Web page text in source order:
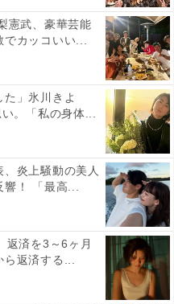
憲武、豪華芸能
でカッコいい...
た」氷川きよ
い。「私の身体...
、炎上騒動の美人
響！ 「最高...
返済を3～6ヶ月
ら返済する...